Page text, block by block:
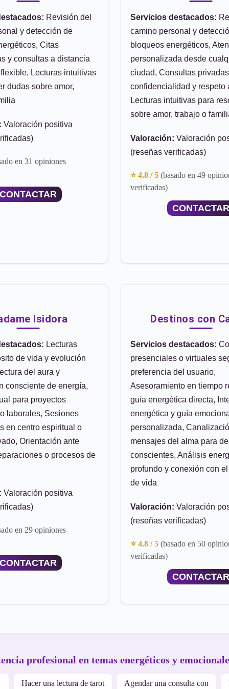
Revisión del
y detección de
Citas
y consultas a distancia
Lecturas intuitivas
dudas sobre amor,
Valoración positiva
en 31 opiniones
CONTACTAR
Servicios destacados:
camino personal y
bloqueos energéticos,
personalizada desde
ciudad, Consultas
confidencialidad y respeto
Lecturas intuitivas para
sobre amor, trabajo o
Valoración: Valoración
(reseñas verificadas)
⭐ 4.8 / 5 (basado en 49
verificadas)
CONTACTAR
Isidora
Lecturas
de vida y evolución
del aura y
consciente de energía,
para proyectos
laborales, Sesiones
en centro espiritual o
Orientación ante
o procesos de
Valoración positiva
en 29 opiniones
CONTACTAR
Destinos con
Servicios destacados:
presenciales o virtuales
preferencia del usuario,
Asesoramiento en tiempo
guía energética directa,
energética y guía
personalizada,
mensajes del alma para
conscientes, Análisis
profundo y conexión con
de vida
Valoración: Valoración
(reseñas verificadas)
⭐ 4.8 / 5 (basado en 50
verificadas)
CONTACTAR
profesional en temas energéticos y
Hacer una lectura de tarot
Agendar una consulta con